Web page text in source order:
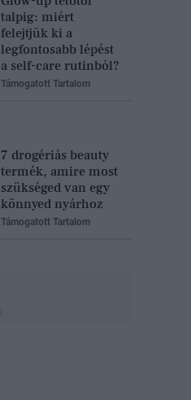
talpig: miért
felejtjük ki a
legfontosabb lépést
a self-care rutinból?
Támogatott Tartalom
7 drogériás beauty
termék, amire most
szükséged van egy
könnyed nyárhoz
Támogatott Tartalom